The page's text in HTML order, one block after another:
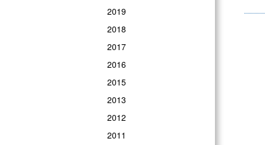
2019
2018
2017
2016
2015
2013
2012
2011